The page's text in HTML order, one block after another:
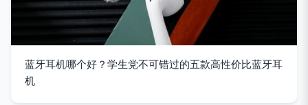
蓝牙耳机哪个好？学生党不可错过的五款高性价比蓝牙耳
机